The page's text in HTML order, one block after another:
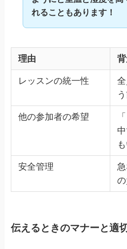
れることもあります！
理由
レッスンの統一性
他の参加者の希望
安全管理
伝えるときのマナーと適